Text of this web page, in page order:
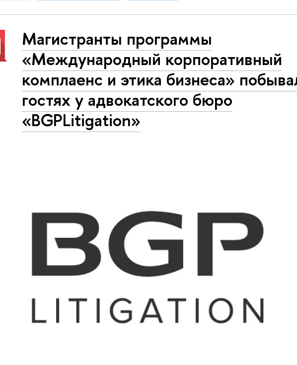
Магистранты программы
«Международный корпоративный
комплаенс и этика бизнеса»
гостях у адвокатского бюро
«BGPLitigation»